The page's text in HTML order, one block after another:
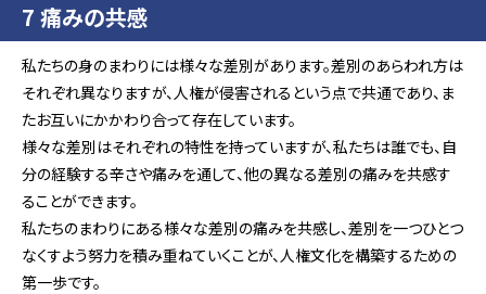
7 痛みの共感
私たちの身のまわりには様々な差別があります。差別のあらわれ方は
それぞれ異なりますが、人権が侵害されるという点で共通であり、ま
たお互いにかかわり合って存在しています。
様々な差別はそれぞれの特性を持っていますが、私たちは誰でも、自
分の経験する辛さや痛みを通して、他の異なる差別の痛みを共感す
ることができます。
私たちのまわりにある様々な差別の痛みを共感し、差別を一つひとつ
なくすよう努力を積み重ねていくことが、人権文化を構築するための
第一歩です。